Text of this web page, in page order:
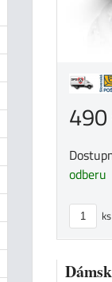
odberu
ks